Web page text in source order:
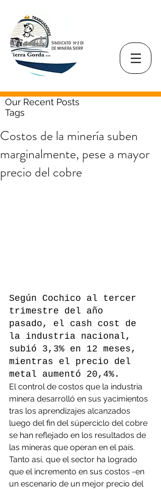
Our Recent Posts
Tags
Costos de la minería suben
marginalmente, pese a mayor
precio del cobre
Según Cochico al tercer
trimestre del año
pasado, el cash cost de
la industria nacional,
subió 3,3% en 12 meses,
mientras el precio del
metal aumentó 20,4%.
El control de costos que la industria
minera desarrolló en sus yacimientos
tras los aprendizajes alcanzados
luego del fin del súperciclo del cobre
se han reflejado en los resultados de
las mineras que operan en el país.
Tanto así, que el sector ha logrado
que el incremento en sus costos -en
un escenario de un mejor precio del